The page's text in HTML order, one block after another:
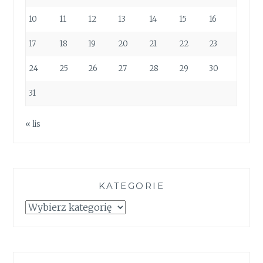
10 11 12 13 14 15 16
17 18 19 20 21 22 23
24 25 26 27 28 29 30
31
« lis
KATEGORIE
Kategorie